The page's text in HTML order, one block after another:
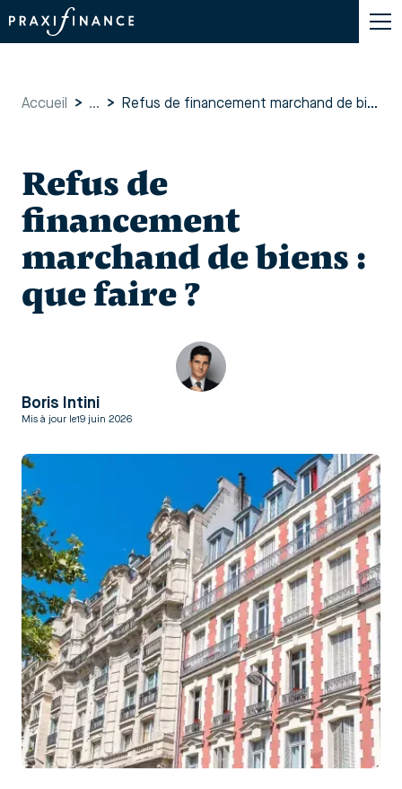
Accueil > ... > Refus de financement marchand de biens : que faire ?
Refus de
financement
marchand de biens :
que faire ?
Boris Intini
Mis à jour le19 juin 2026